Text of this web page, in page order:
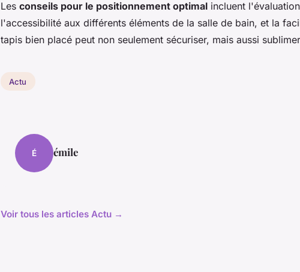
Les conseils pour le positionnement optimal incluent
l'accessibilité aux différents éléments de la salle de bain, et la
tapis bien placé peut non seulement sécuriser, mais aussi
Actu
É émile
Voir tous les articles Actu →